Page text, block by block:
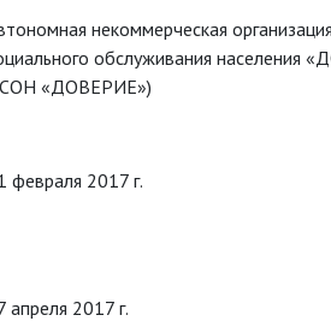
некоммерческая
обслуживания населения
«ДОВЕРИЕ»)
февраля 2017 г.
апреля 2017 г.